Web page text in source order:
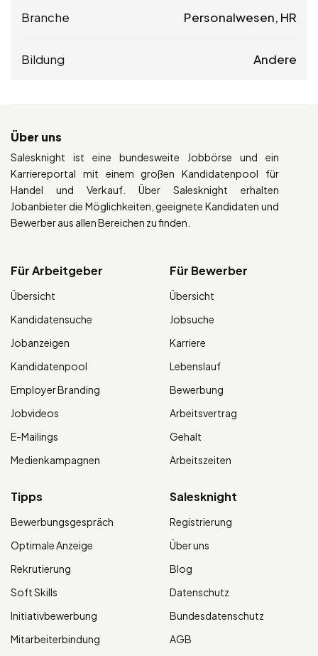
Branche Personalwesen, HR
Bildung Andere
Über uns
Salesknight ist eine bundesweite Jobbörse und ein
Karriereportal mit einem großen Kandidatenpool für
Handel und Verkauf. Über Salesknight erhalten
Jobanbieter die Möglichkeiten, geeignete Kandidaten und
Bewerber aus allen Bereichen zu finden.
Für Arbeitgeber
Übersicht
Kandidatensuche
Jobanzeigen
Kandidatenpool
Employer Branding
Jobvideos
E-Mailings
Medienkampagnen
Für Bewerber
Übersicht
Jobsuche
Karriere
Lebenslauf
Bewerbung
Arbeitsvertrag
Gehalt
Arbeitszeiten
Tipps
Bewerbungsgespräch
Optimale Anzeige
Rekrutierung
Soft Skills
Initiativbewerbung
Mitarbeiterbindung
Salesknight
Registrierung
Über uns
Blog
Datenschutz
Bundesdatenschutz
AGB